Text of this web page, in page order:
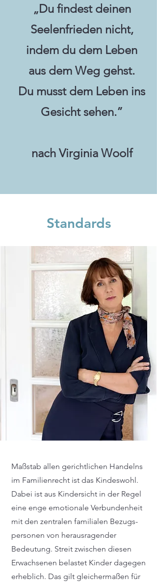
„Du findest deinen
Seelenfrieden nicht,
indem du dem Leben
aus dem Weg gehst.
Du musst dem Leben ins
Gesicht sehen.”
nach Virginia Woolf
Standards
Maßstab allen gerichtlichen Handelns
im Familienrecht ist das Kindeswohl.
Dabei ist aus Kindersicht in der Regel
eine enge emotionale Verbundenheit
mit den zentralen familialen Bezugs-
personen von herausragender
Bedeutung. Streit zwischen diesen
Erwachsenen belastet Kinder dagegen
erheblich. Das gilt gleichermaßen für